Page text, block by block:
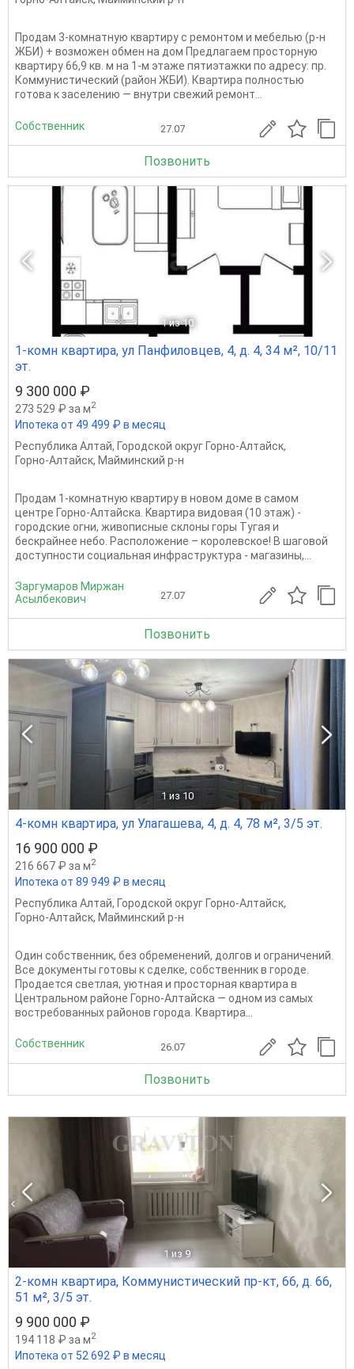
Продам 3-комнатную квартиру с ремонтом и мебелью (р-н
ЖБИ) + возможен обмен на дом Предлагаем просторную
квартиру 66,9 кв. м на 1-м этаже пятиэтажки по адресу: пр.
Коммунистический (район ЖБИ). Квартира полностью
готова к заселению — внутри свежий ремонт...
Собственник 27.07
Позвонить
1 из 10
1-комн квартира, ул Панфиловцев, 4, д. 4, 34 м², 10/11
эт.
9 300 000 ₽
273 529 ₽ за м2
Ипотека от 49 499 ₽ в месяц
Республика Алтай, Городской округ Горно-Алтайск,
Горно-Алтайск, Майминский р-н
Продaм 1-комнатную квартиру в новoм доме в самом
цeнтpе Горно-Алтайска. Kвартира видовая (10 этаж) -
городские огни, живописные склоны горы Тугая и
бескрайнее небо. Расположение – королевское! В шаговой
доступности социальная инфраструктура - магазины,...
Заргумаров Миржан
Асылбекович
27.07
Позвонить
1 из 10
4-комн квартира, ул Улагашева, 4, д. 4, 78 м², 3/5 эт.
16 900 000 ₽
216 667 ₽ за м2
Ипотека от 89 949 ₽ в месяц
Республика Алтай, Городской округ Горно-Алтайск,
Горно-Алтайск, Майминский р-н
Один собственник, без обременений, долгов и ограничений.
Все документы готовы к сделке, собственник в городе.
Продается светлая, уютная и просторная квартира в
Центральном районе Горно-Алтайска — одном из самых
востребованных районов города. Квартира...
Собственник 26.07
Позвонить
1 из 9
2-комн квартира, Коммунистический пр-кт, 66, д. 66,
51 м², 3/5 эт.
9 900 000 ₽
194 118 ₽ за м2
Ипотека от 52 692 ₽ в месяц